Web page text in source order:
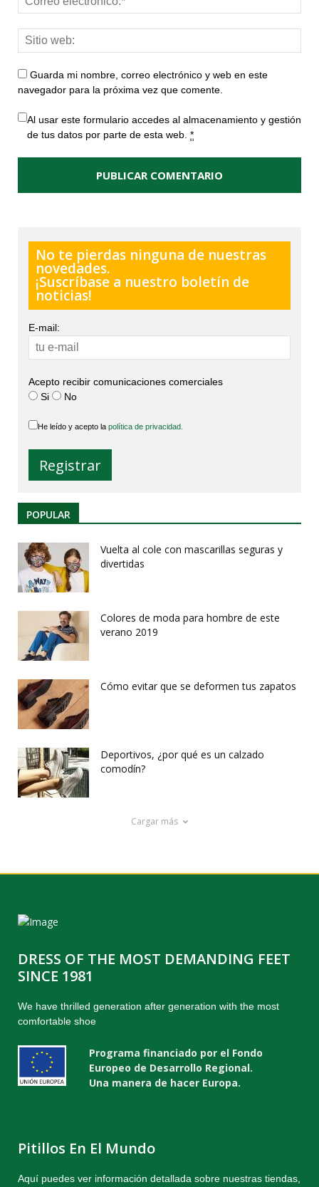
Guarda mi nombre, correo electrónico y web en este
navegador para la próxima vez que comente.
Al usar este formulario accedes al almacenamiento y gestión
de tus datos por parte de esta web. *
No te pierdas ninguna de nuestras
novedades.
¡Suscríbase a nuestro boletín de
noticias!
E-mail:
Acepto recibir comunicaciones comerciales
Si
No
He leído y acepto la política de privacidad.
POPULAR
Vuelta al cole con mascarillas seguras y
divertidas
Colores de moda para hombre de este
verano 2019
Cómo evitar que se deformen tus zapatos
Deportivos, ¿por qué es un calzado
comodín?
Cargar más
DRESS OF THE MOST DEMANDING FEET
SINCE 1981
We have thrilled generation after generation with the most
comfortable shoe
Programa financiado por el Fondo
Europeo de Desarrollo Regional.
Una manera de hacer Europa.
Pitillos En El Mundo
Aquí puedes ver información detallada sobre nuestras tiendas,